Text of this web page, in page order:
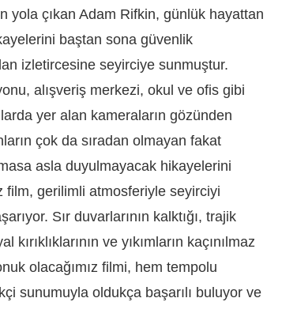
yola çıkan Adam Rifkin, günlük hayattan
baştan sona güvenlik
izletircesine seyirciye sunmuştur.
alışveriş merkezi, okul ve ofis gibi
yer alan kameraların gözünden
çok da sıradan olmayan fakat
asla duyulmayacak hikayelerini
film, gerilimli atmosferiyle seyirciyi
Sır duvarlarının kalktığı, trajik
kırıklıklarının ve yıkımların kaçınılmaz
olacağımız filmi, hem tempolu
sunumuyla oldukça başarılı buluyor ve